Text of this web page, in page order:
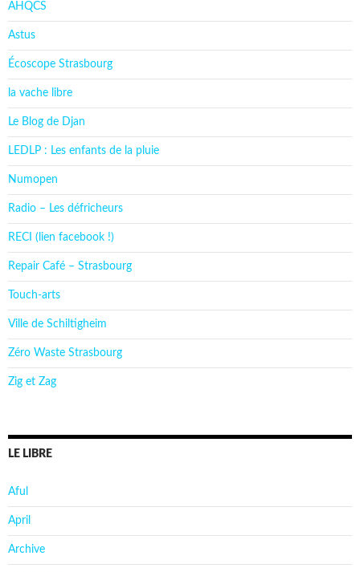
AHQCS
Astus
Écoscope Strasbourg
la vache libre
Le Blog de Djan
LEDLP : Les enfants de la pluie
Numopen
Radio – Les défricheurs
RECI (lien facebook !)
Repair Café – Strasbourg
Touch-arts
Ville de Schiltigheim
Zéro Waste Strasbourg
Zig et Zag
LE LIBRE
Aful
April
Archive